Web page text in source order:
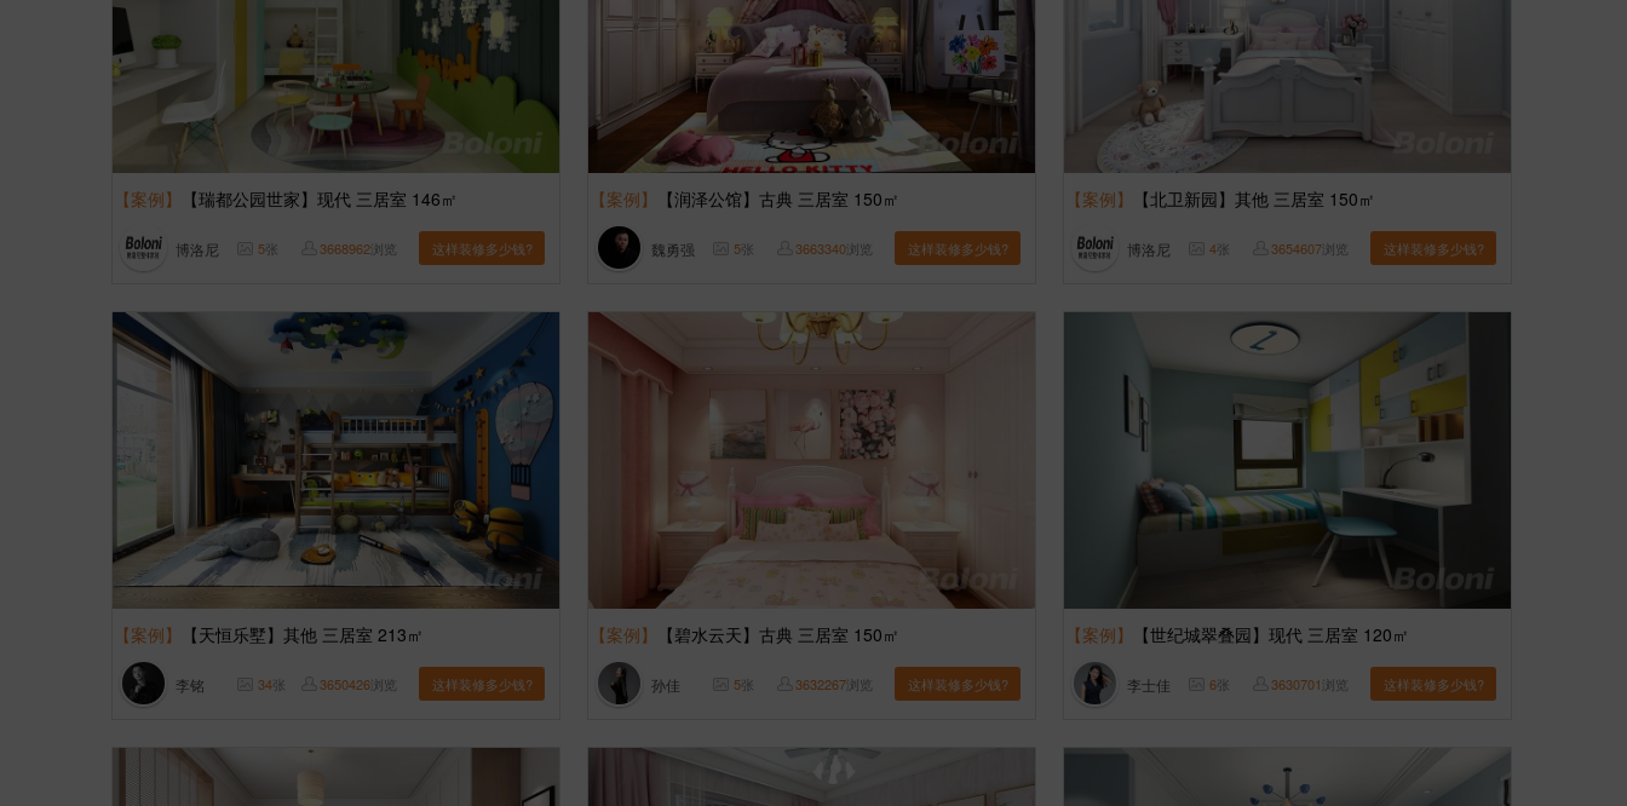
【案例】 【瑞都公园世家】现代 三居室 146㎡
博洛尼 5张 3668962浏览 这样装修多少钱?
【案例】 【润泽公馆】古典 三居室 150㎡
魏勇强 5张 3663340浏览 这样装修多少钱?
【案例】 【北卫新园】其他 三居室 150㎡
博洛尼 4张 3654607浏览 这样装修多少钱?
【案例】 【天恒乐墅】其他 三居室 213㎡
李铭 34张 3650426浏览 这样装修多少钱?
【案例】 【碧水云天】古典 三居室 150㎡
孙佳 5张 3632267浏览 这样装修多少钱?
【案例】 【世纪城翠叠园】现代 三居室 120㎡
李士佳 6张 3630701浏览 这样装修多少钱?